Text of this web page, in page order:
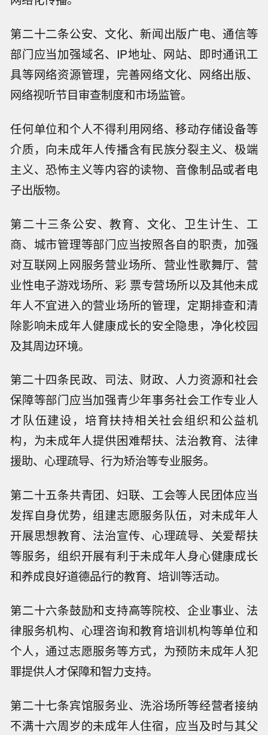
第二十二条公安、文化、新闻出版广电、通信等
部门应当加强域名、IP地址、网站、即时通讯工
具等网络资源管理，完善网络文化、网络出版、
网络视听节目审查制度和市场监管。
任何单位和个人不得利用网络、移动存储设备等
介质，向未成年人传播含有民族分裂主义、极端
主义、恐怖主义等内容的读物、音像制品或者电
子出版物。
第二十三条公安、教育、文化、卫生计生、工
商、城市管理等部门应当按照各自的职责，加强
对互联网上网服务营业场所、营业性歌舞厅、营
业性电子游戏场所、彩 票专营场所以及其他未成
年人不宜进入的营业场所的管理，定期排查和清
除影响未成年人健康成长的安全隐患，净化校园
及其周边环境。
第二十四条民政、司法、财政、人力资源和社会
保障等部门应当加强青少年事务社会工作专业人
才队伍建设，培育扶持相关社会组织和公益机
构，为未成年人提供困难帮扶、法治教育、法律
援助、心理疏导、行为矫治等专业服务。
第二十五条共青团、妇联、工会等人民团体应当
发挥自身优势，组建志愿服务队伍，对未成年人
开展思想教育、法治宣传、心理疏导、关爱帮扶
等服务，组织开展有利于未成年人身心健康成长
和养成良好道德品行的教育、培训等活动。
第二十六条鼓励和支持高等院校、企业事业、法
律服务机构、心理咨询和教育培训机构等单位和
个人，通过志愿服务等方式，为预防未成年人犯
罪提供人才保障和智力支持。
第二十七条宾馆服务业、洗浴场所等经营者接纳
不满十六周岁的未成年人住宿，应当及时与其父